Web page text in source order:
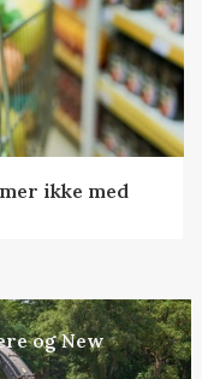
ikke med
og New